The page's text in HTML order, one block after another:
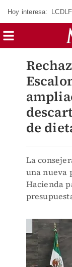
Hoy interesa: LCDLF
de
La
una nueva
Hacienda